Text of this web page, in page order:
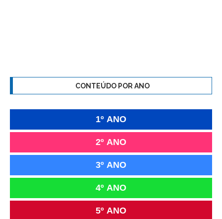
CONTEÚDO POR ANO
1º ANO
2º ANO
3º ANO
4º ANO
5º ANO